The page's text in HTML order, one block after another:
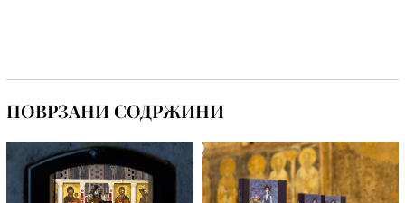
ПОВРЗАНИ СОДРЖИНИ